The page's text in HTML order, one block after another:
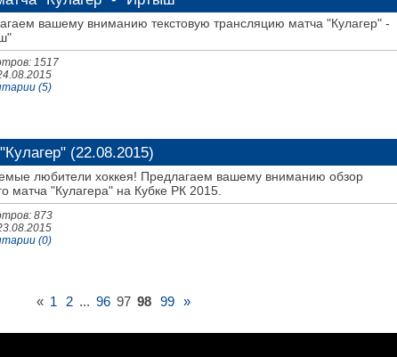
вашему вниманию текстовую трансляцию матча "Кулагер" -
1517
(5)
(22.08.2015)
любители хоккея! Предлагаем вашему вниманию обзор
матча "Кулагера" на Кубке РК 2015.
873
(0)
« 1 2 ... 96 97 98 99 »